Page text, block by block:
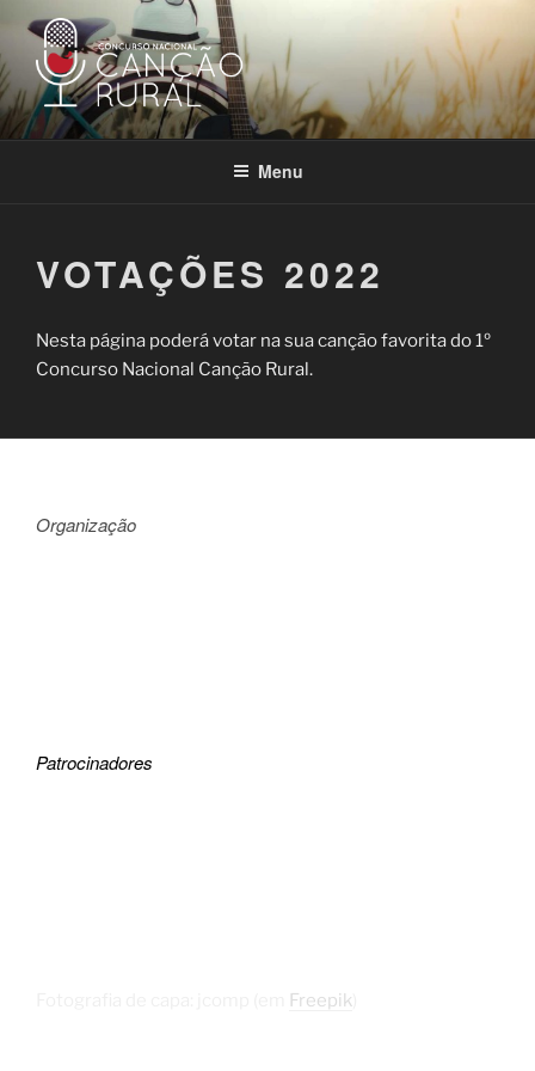
para
o
conteúdo
CONCURSO NACIONAL
CANÇÃO RURAL
Concurso Nacional da Canção Rural
Menu
VOTAÇÕES 2022
Nesta página poderá votar na sua canção favorita do 1º
Concurso Nacional Canção Rural.
Organização
Patrocinadores
Freepik